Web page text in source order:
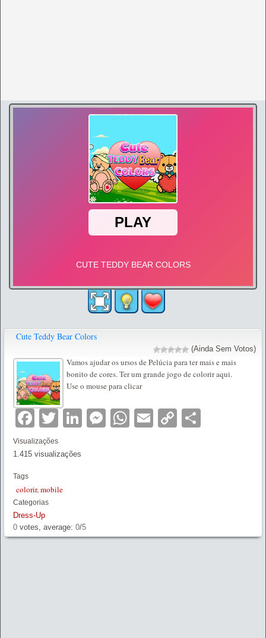
Cute Teddy Bear Colors
(Ainda Sem Votos)
Vamos ajudar os ursos de Pelúcia para ter mais e mais
bonito de cores. Ter um grande jogo de colorir aqui.
Use o mouse para clicar
Facebook
TwitterLinkedIn
Messenger
WhatsApp
EmailCopy
Visualizações
1.415 visualizações
Tags
colorir,mobile
Categorias
Dress-Up
0 votes, average: 0/5